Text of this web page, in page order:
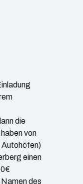
die
von
Autohöfen)
einen
des